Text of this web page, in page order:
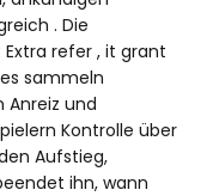
. Die
refer , it grant
sammeln
und
Kontrolle über
Aufstieg,
ihn, wann